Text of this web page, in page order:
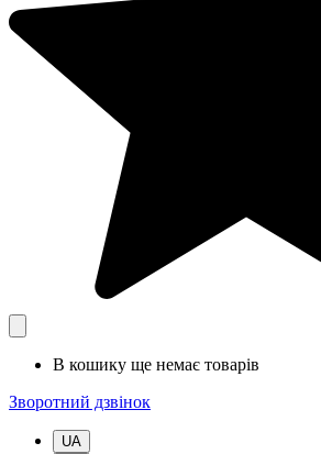
В кошику ще немає товарів
Зворотний дзвінок
UA